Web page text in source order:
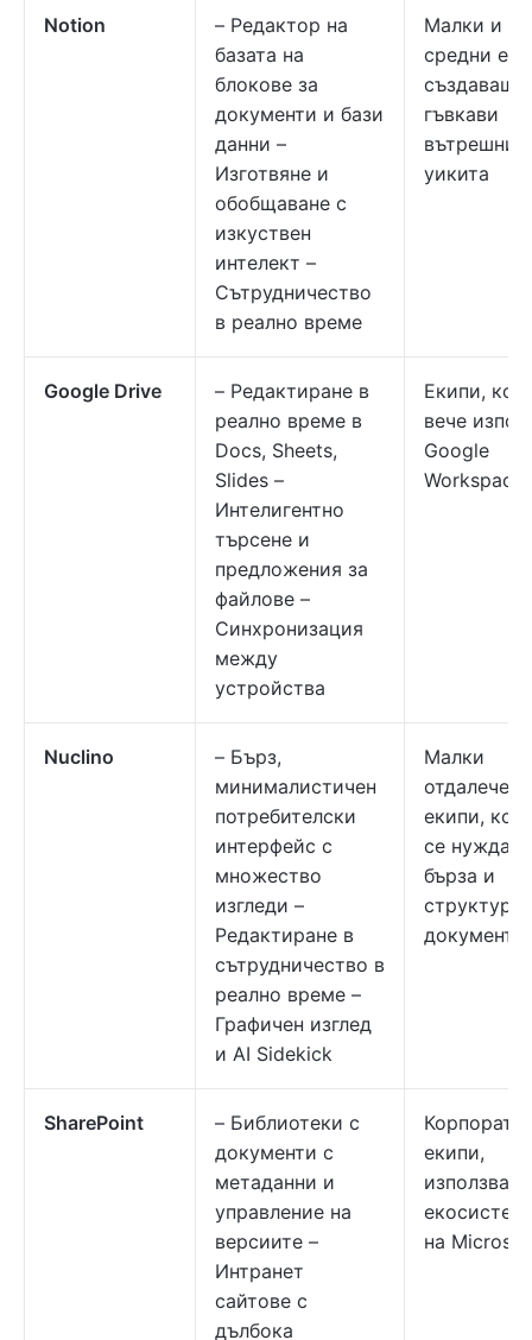
Notion
– Редактор на
базата на
блокове за
документи и бази
данни –
Изготвяне и
обобщаване с
изкуствен
интелект –
Сътрудничество
в реално време
Малки и
средни
създаващи
гъвкави
вътрешни
уикита
Google Drive
– Редактиране в
реално време в
Docs, Sheets,
Slides –
Интелигентно
търсене и
предложения за
файлове –
Синхронизация
между
устройства
Екипи,
вече
Google
Workspace
Nuclino
– Бърз,
минималистичен
потребителски
интерфейс с
множество
изгледи –
Редактиране в
сътрудничество в
реално време –
Графичен изглед
и AI Sidekick
Малки
отдалечени
екипи,
се
бърза и
SharePoint
– Библиотеки с
документи с
метаданни и
управление на
версиите –
Интранет
сайтове с
дълбока
екипи,
на